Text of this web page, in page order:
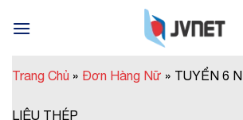
Trang Chủ » Đơn Hàng Nữ » TUYỂN 6
LIỆU THÉP